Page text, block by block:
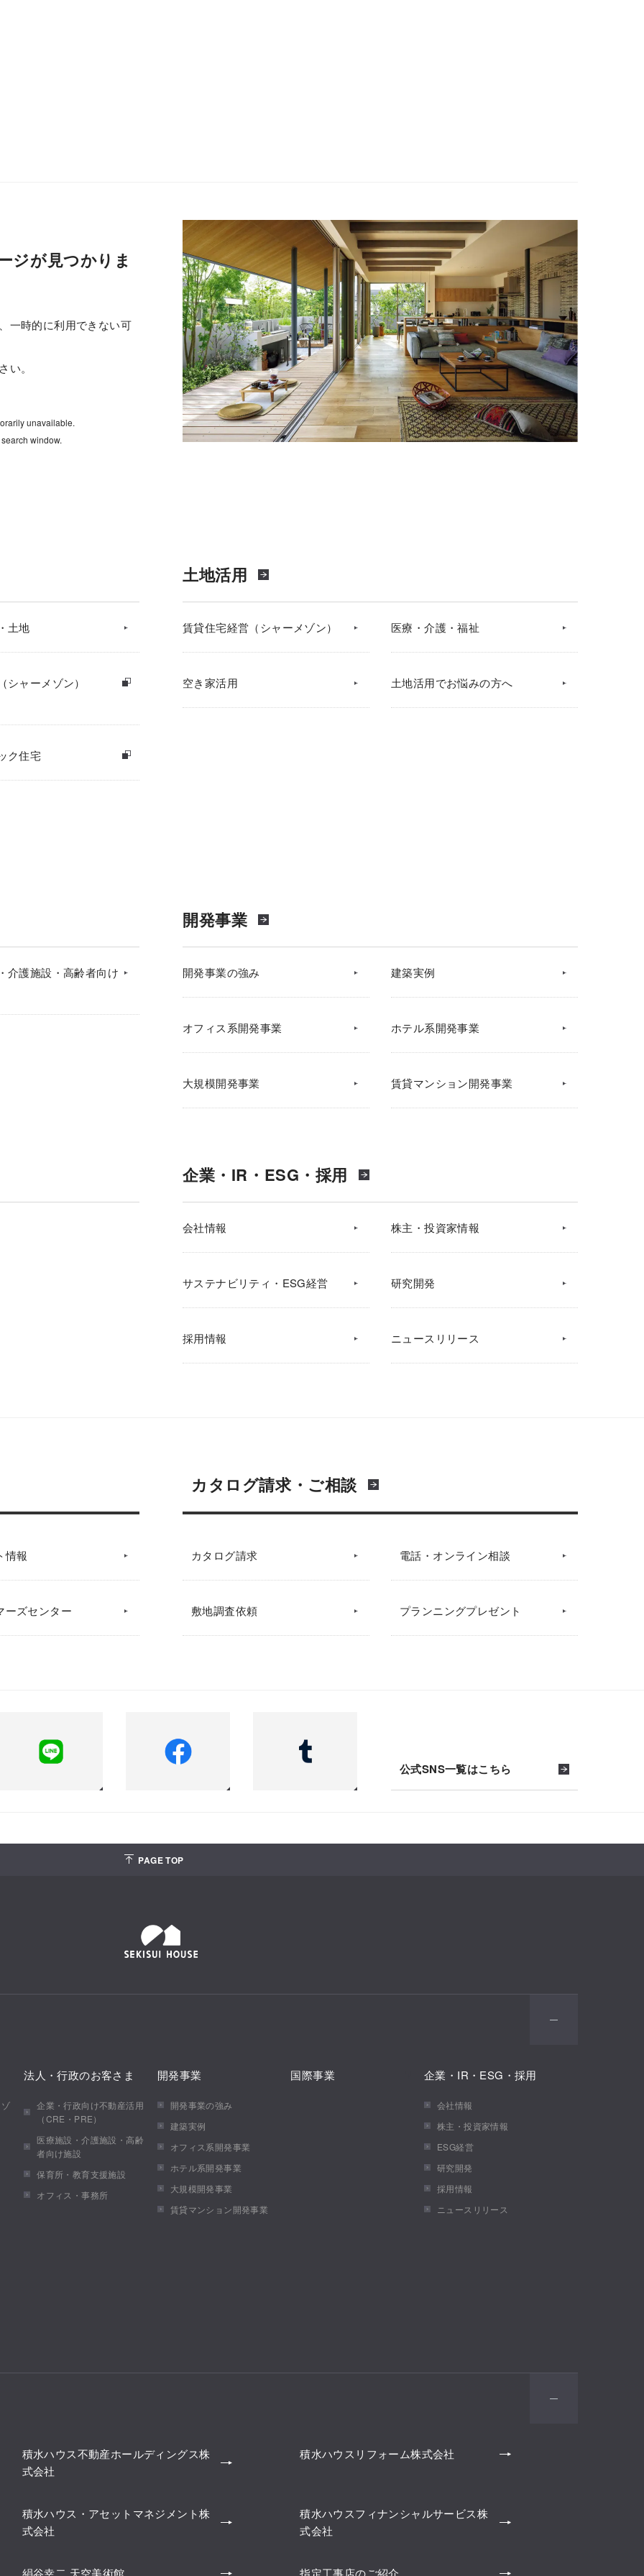
ジが見つかりま
一時的に利用できない可
い。
unavailable.
window.
土地
シャーメゾン）
ク住宅
土地活用
賃貸住宅経営（シャーメゾン） 医療・介護・福祉
空き家活用 土地活用でお悩みの方へ
介護施設・高齢者向け
開発事業
開発事業の強み 建築実例
オフィス系開発事業 ホテル系開発事業
大規模開発事業 賃貸マンション開発事業
企業・IR・ESG・採用
会社情報 株主・投資家情報
サステナビリティ・ESG経営 研究開発
採用情報 ニュースリリース
情報
ーズセンター
カタログ請求・ご相談
カタログ請求 電話・オンライン相談
敷地調査依頼 プランニングプレゼント
公式SNS一覧はこちら
PAGE TOP
法人・行政のお客さま
企業・行政向け不動産活用
（CRE・PRE）
医療施設・介護施設・高齢
者向け施設
保育所・教育支援施設
オフィス・事務所
開発事業
開発事業の強み
建築実例
オフィス系開発事業
ホテル系開発事業
大規模開発事業
賃貸マンション開発事業
国際事業 企業・IR・ESG・採用
会社情報
株主・投資家情報
ESG経営
研究開発
採用情報
ニュースリリース
積水ハウス不動産ホールディングス株
式会社
積水ハウスリフォーム株式会社
積水ハウス・アセットマネジメント株
式会社
積水ハウスフィナンシャルサービス株
式会社